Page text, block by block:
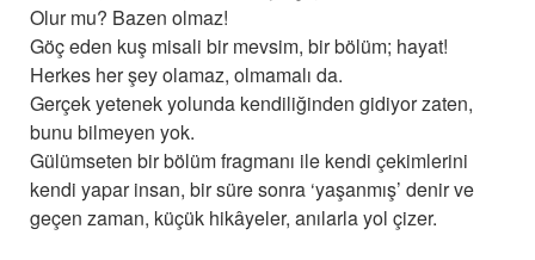
Olur mu? Bazen olmaz!
Göç eden kuş misali bir mevsim, bir bölüm; hayat!
Herkes her şey olamaz, olmamalı da.
Gerçek yetenek yolunda kendiliğinden gidiyor zaten,
bunu bilmeyen yok.
Gülümseten bir bölüm fragmanı ile kendi çekimlerini
kendi yapar insan, bir süre sonra ‘yaşanmış’ denir ve
geçen zaman, küçük hikâyeler, anılarla yol çizer.